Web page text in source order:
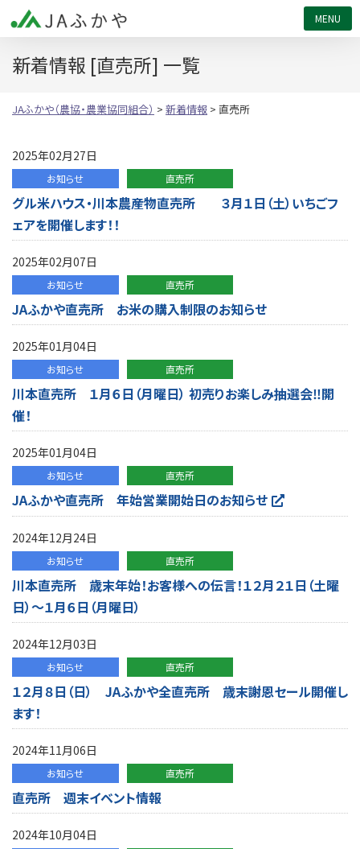
新着情報 [直売所] 一覧
JAふかや（農協・農業協同組合） > 新着情報 > 直売所
2025年02月27日
お知らせ 直売所
グル米ハウス・川本農産物直売所 ３月１日（土）いちごフ
ェアを開催します！！
2025年02月07日
お知らせ 直売所
JAふかや直売所 お米の購入制限のお知らせ
2025年01月04日
お知らせ 直売所
川本直売所 １月６日（月曜日） 初売りお楽しみ抽選会‼開
催！
2025年01月04日
お知らせ 直売所
JAふかや直売所 年始営業開始日のお知らせ
2024年12月24日
お知らせ 直売所
川本直売所 歳末年始！お客様への伝言！１２月２１日（土曜
日）～１月６日（月曜日）
2024年12月03日
お知らせ 直売所
１２月８日（日） JAふかや全直売所 歳末謝恩セール開催し
ます！
2024年11月06日
お知らせ 直売所
直売所 週末イベント情報
2024年10月04日